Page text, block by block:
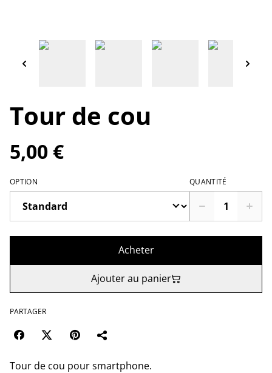
Tour de cou
5,00 €
OPTION QUANTITÉ
Acheter
Ajouter au panier
PARTAGER
Tour de cou pour smartphone.